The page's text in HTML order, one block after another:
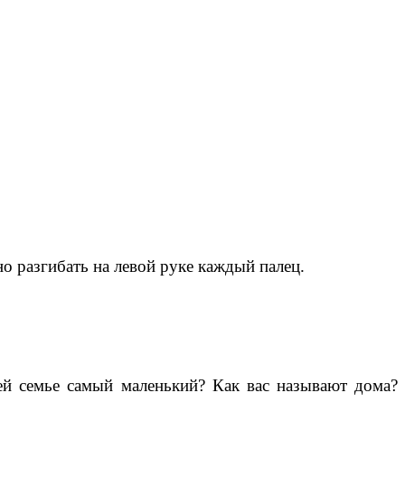
разгибать на левой руке каждый палец.
семье самый маленький? Как вас называют дома?